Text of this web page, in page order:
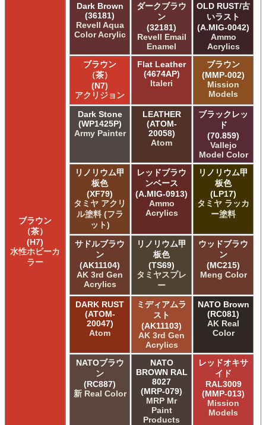
ブラウン
（茶）
(H7)
水性ホビーカ
ラー
Dark Brown
(36181)
Revell Aqua
Color Acrylic
ダークブラウ
ン
(32181)
Revell Email
Enamel
OLD RUST/古
いラスト
(A.MIG-0042)
Ammo
Acrylics
ブラウン
（茶）
(N7)
アクリジョン
Flat Leather
(4674AP)
Italeri
ブラウン
(MMP-002)
Mission
Models
Dark Stone
(WP1425P)
Army Painter
LEATHER
(ATOM-
20058)
Atom
ブラックレッ
ド
(70.859)
Vallejo
Model Color
リノリウム甲
板色
(XF79)
タミヤ アクリ
ル塗料 (フラ
ット)
レッドブラウ
ンベース
(A.MIG-0913)
Ammo
Acrylics
リノリウム甲
板色
(LP17)
タミヤ ラッカ
ー塗料
サドルブラウ
ン
(AK11104)
AK 3rd Gen
Acrylics
リノリウム甲
板色
(TS69)
タミヤスプレ
ー
ウッドブラウ
ン
(MC215)
Meng Color
DARK RUST
(ATOM-
20047)
Atom
ミディアムラ
スト
(AK11103)
AK 3rd Gen
Acrylics
NATO Brown
(RC081)
AK Real
Color
NATOブラウ
ン
(RC887)
新 Real Color
NATO
BROWN RAL
8027
(MRP-079)
MRP Mr
Paint
Products
レッドオキサ
イド
RAL3009
(MMP-013)
Mission
Models